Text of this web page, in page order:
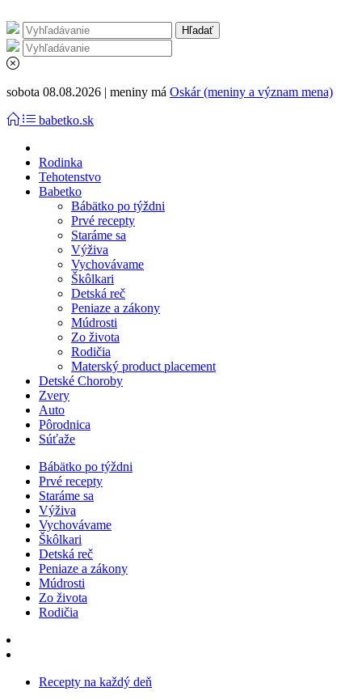
sobota 08.08.2026 | meniny má Oskár (meniny a význam mena)
babetko.sk
Rodinka
Tehotenstvo
Babetko
Bábätko po týždni
Prvé recepty
Staráme sa
Výživa
Vychovávame
Škôlkari
Detská reč
Peniaze a zákony
Múdrosti
Zo života
Rodičia
Materský product placement
Detské Choroby
Zvery
Auto
Pôrodnica
Súťaže
Bábätko po týždni
Prvé recepty
Staráme sa
Výživa
Vychovávame
Škôlkari
Detská reč
Peniaze a zákony
Múdrosti
Zo života
Rodičia
Recepty na každý deň